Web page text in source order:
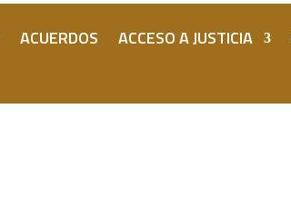
ACUERDOS ACCESO A JUSTICIA